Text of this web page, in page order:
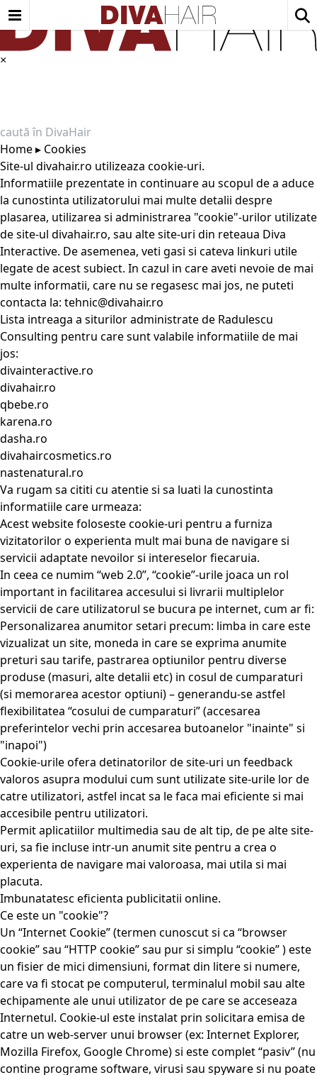
×
Home▸ Cookies
Site-ul divahair.ro utilizeaza cookie-uri.
Informatiile prezentate in continuare au scopul de a aduce
la cunostinta utilizatorului mai multe detalii despre
plasarea, utilizarea si administrarea "cookie"-urilor utilizate
de site-ul divahair.ro, sau alte site-uri din reteaua Diva
Interactive. De asemenea, veti gasi si cateva linkuri utile
legate de acest subiect. In cazul in care aveti nevoie de mai
multe informatii, care nu se regasesc mai jos, ne puteti
contacta la: tehnic@divahair.ro
Lista intreaga a siturilor administrate de Radulescu
Consulting pentru care sunt valabile informatiile de mai
jos:
divainteractive.ro
divahair.ro
qbebe.ro
karena.ro
dasha.ro
divahaircosmetics.ro
nastenatural.ro
Va rugam sa cititi cu atentie si sa luati la cunostinta
informatiile care urmeaza:
Acest website foloseste cookie-uri pentru a furniza
vizitatorilor o experienta mult mai buna de navigare si
servicii adaptate nevoilor si intereselor fiecaruia.
In ceea ce numim “web 2.0”, “cookie”-urile joaca un rol
important in facilitarea accesului si livrarii multiplelor
servicii de care utilizatorul se bucura pe internet, cum ar fi:
Personalizarea anumitor setari precum: limba in care este
vizualizat un site, moneda in care se exprima anumite
preturi sau tarife, pastrarea optiunilor pentru diverse
produse (masuri, alte detalii etc) in cosul de cumparaturi
(si memorarea acestor optiuni) – generandu-se astfel
flexibilitatea “cosului de cumparaturi” (accesarea
preferintelor vechi prin accesarea butoanelor "inainte" si
"inapoi")
Cookie-urile ofera detinatorilor de site-uri un feedback
valoros asupra modului cum sunt utilizate site-urile lor de
catre utilizatori, astfel incat sa le faca mai eficiente si mai
accesibile pentru utilizatori.
Permit aplicatiilor multimedia sau de alt tip, de pe alte site-
uri, sa fie incluse intr-un anumit site pentru a crea o
experienta de navigare mai valoroasa, mai utila si mai
placuta.
Imbunatatesc eficienta publicitatii online.
Ce este un "cookie"?
Un “Internet Cookie” (termen cunoscut si ca “browser
cookie” sau “HTTP cookie” sau pur si simplu “cookie” ) este
un fisier de mici dimensiuni, format din litere si numere,
care va fi stocat pe computerul, terminalul mobil sau alte
echipamente ale unui utilizator de pe care se acceseaza
Internetul. Cookie-ul este instalat prin solicitara emisa de
catre un web-server unui browser (ex: Internet Explorer,
Mozilla Firefox, Google Chrome) si este complet “pasiv” (nu
contine programe software, virusi sau spyware si nu poate